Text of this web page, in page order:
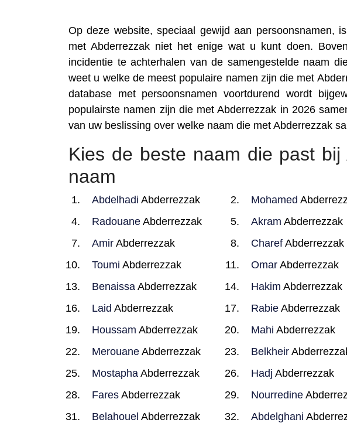
Op deze website, speciaal gewijd aan persoonsnamen,
met Abderrezzak niet het enige wat u kunt doen.
incidentie te achterhalen van de samengestelde naam
weet u welke de meest populaire namen zijn die met
database met persoonsnamen voortdurend wordt
populairste namen zijn die met Abderrezzak in 2026
van uw beslissing over welke naam die met Abderrezzak
Kies de beste naam die past
naam
Abdelhadi Abderrezzak Mohamed
Radouane Abderrezzak Akram Abderrezzak
Amir Abderrezzak CharefAbderrezzak
Toumi Abderrezzak OmarAbderrezzak
Benaissa Abderrezzak Hakim Abderrezzak
Laid Abderrezzak RabieAbderrezzak
Houssam Abderrezzak Mahi Abderrezzak
Merouane Abderrezzak Belkheir
Mostapha Abderrezzak Hadj Abderrezzak
Fares Abderrezzak Nourredine
Belahouel Abderrezzak Abdelghani